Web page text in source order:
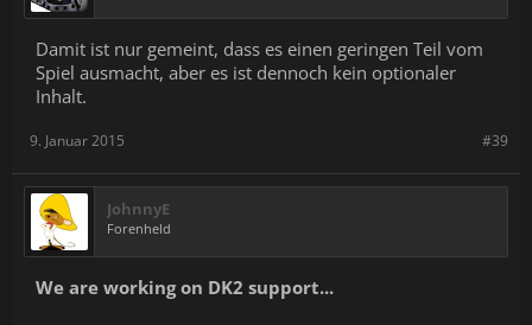
Damit ist nur gemeint, dass es einen geringen Teil vom
Spiel ausmacht, aber es ist dennoch kein optionaler
Inhalt.
#39
9. Januar 2015
JohnnyE
Forenheld
We are working on DK2 support...